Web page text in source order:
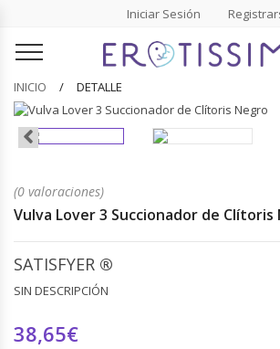
Iniciar Sesión
INICIO DETALLE
(0 valoraciones)
Vulva Lover 3 Succionador de Clítoris
SATISFYER ®
SIN DESCRIPCIÓN
38,65€